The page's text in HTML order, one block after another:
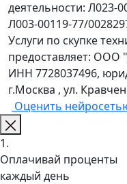
деятельности: Л023-
Л003-00119-77/
Услуги по скупке
предоставляет: ООО
ИНН 7728037496,
г.Москва , ул.
Оценить
1.
Оплачивай проценты
каждый день